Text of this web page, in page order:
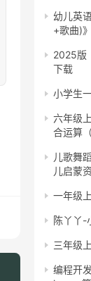
幼儿英
+歌曲)》
2025版
下载
小学生
六年级
合运算
儿歌舞
儿启蒙
一年级
陈丫丫-
三年级
编程开